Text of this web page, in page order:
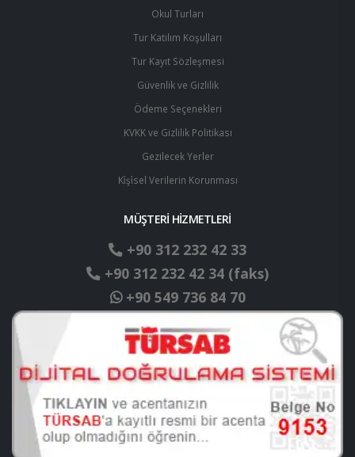
Okul Turları
Tur Katılım Koşulları
Tur Kayıt Sözleşmesi
Güvenlik ve Gizlilik
Ödeme Seçenekleri
KVKK ve Gizlilik Politikası
Gezilecek Yerler
Ki̇şi̇sel Verilerin Korunması
MÜŞTERİ HİZMETLERİ
+90 312 232 42 33
+90 312 232 42 34 (faks)
+90 549 736 84 70